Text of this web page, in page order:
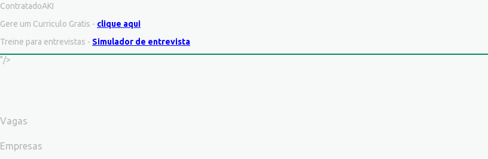
ContratadoAKI
Gere um Curriculo Gratis - clique aqui
Treine para entrevistas - Simulador de entrevista
"/>
Vagas
Empresas